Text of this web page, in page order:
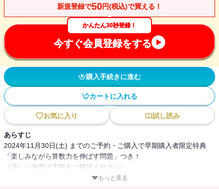
新規登録で50円(税込)で買える！
かんたん30秒登録！
今すぐ会員登録をする
購入手続きに進む
カートに入れる
お気に入り 試し読み
あらすじ
2024年11月30日(土) までのご予約・ご購入で早期購入者限定特典
「楽しみながら算数力を伸ばす問題」つき！
（詳しい内容は下部をご確認ください）
もっと見る